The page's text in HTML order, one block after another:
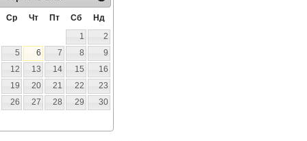
Ср Чт Пт Сб
Нд
1
2
5 6 7 8
9
12 13 14 15
16
19 20 21 22
23
26 27 28 29
30